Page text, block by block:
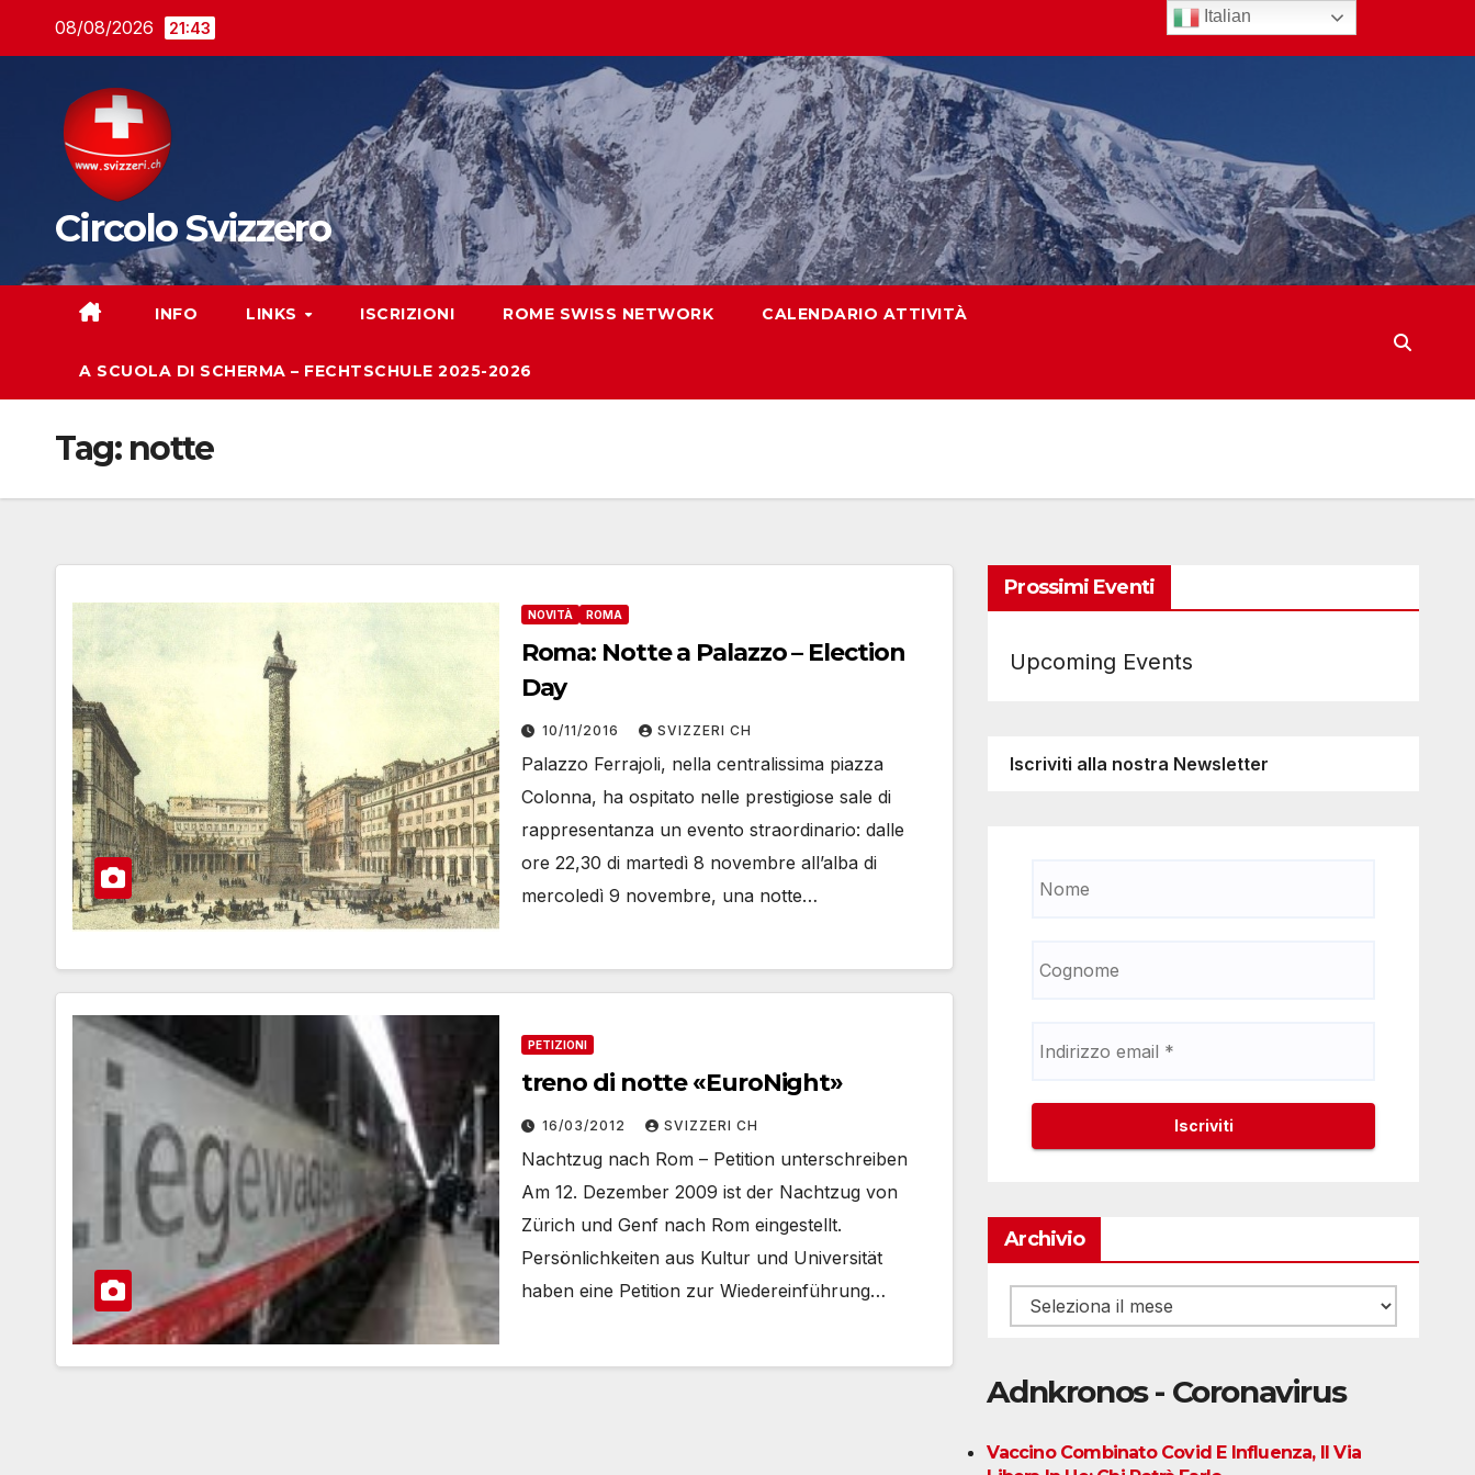
08/08/2026 21:43
Circolo Svizzero
INFO LINKS ISCRIZIONI ROME SWISS NETWORK CALENDARIO ATTIVITÀ
A SCUOLA DI SCHERMA – FECHTSCHULE 2025-2026
Tag: notte
NOVITÀ ROMA
Roma: Notte a Palazzo – Election
Day
10/11/2016 SVIZZERI CH
Palazzo Ferrajoli, nella centralissima piazza
Colonna, ha ospitato nelle prestigiose sale di
rappresentanza un evento straordinario: dalle
ore 22,30 di martedì 8 novembre all’alba di
mercoledì 9 novembre, una notte…
PETIZIONI
treno di notte «EuroNight»
16/03/2012 SVIZZERI CH
Nachtzug nach Rom – Petition unterschreiben
Am 12. Dezember 2009 ist der Nachtzug von
Zürich und Genf nach Rom eingestellt.
Persönlichkeiten aus Kultur und Universität
haben eine Petition zur Wiedereinführung…
Prossimi Eventi
Upcoming Events
Iscriviti alla nostra Newsletter
Archivio
Archivio
Adnkronos - Coronavirus
Vaccino Combinato Covid E Influenza, Il Via
Italian